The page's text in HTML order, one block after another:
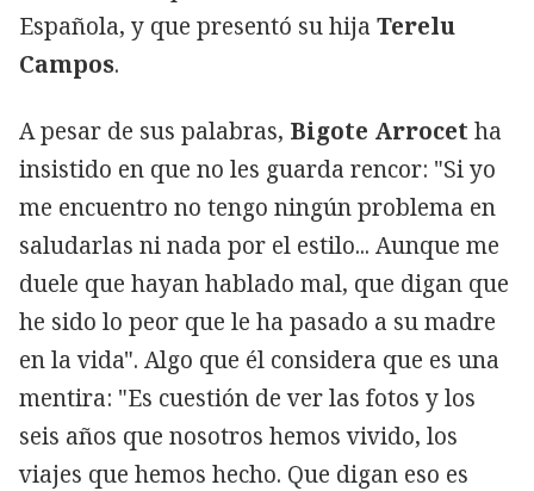
Española, y que presentó su hija Terelu
Campos.
A pesar de sus palabras, Bigote Arrocet ha
insistido en que no les guarda rencor: "Si yo
me encuentro no tengo ningún problema en
saludarlas ni nada por el estilo... Aunque me
duele que hayan hablado mal, que digan que
he sido lo peor que le ha pasado a su madre
en la vida". Algo que él considera que es una
mentira: "Es cuestión de ver las fotos y los
seis años que nosotros hemos vivido, los
viajes que hemos hecho. Que digan eso es